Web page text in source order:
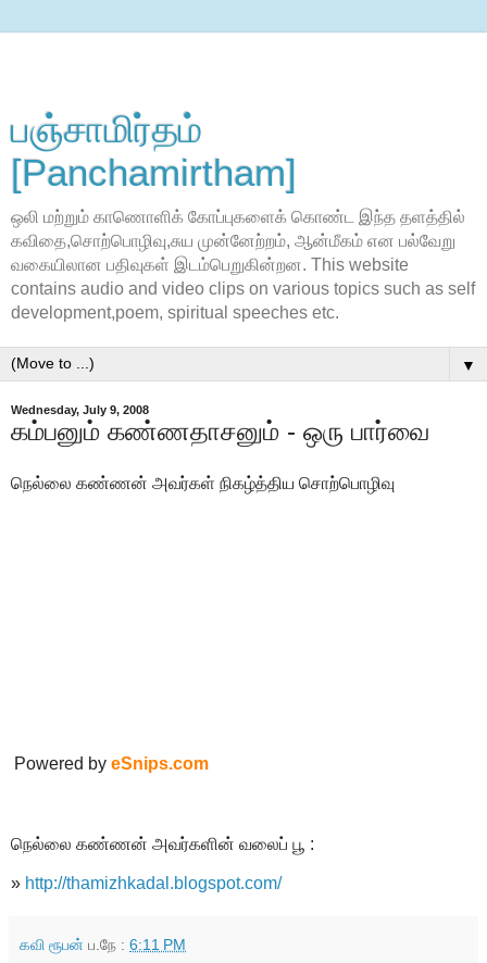
பஞ்சாமிர்தம்
[Panchamirtham]
ஒலி மற்றும் காணொளிக் கோப்புகளைக் கொண்ட இந்த தளத்தில்
கவிதை,சொற்பொழிவு,சுய முன்னேற்றம், ஆன்மீகம் என பல்வேறு
வகையிலான பதிவுகள் இடம்பெறுகின்றன. This website
contains audio and video clips on various topics such as self
development,poem, spiritual speeches etc.
▼
Wednesday, July 9, 2008
கம்பனும் கண்ணதாசனும் - ஒரு பார்வை
நெல்லை கண்ணன் அவர்கள் நிகழ்த்திய சொற்பொழிவு
Powered by eSnips.com
நெல்லை கண்ணன் அவர்களின் வலைப் பூ :
» http://thamizhkadal.blogspot.com/
கவி ரூபன் ப.நே : 6:11 PM